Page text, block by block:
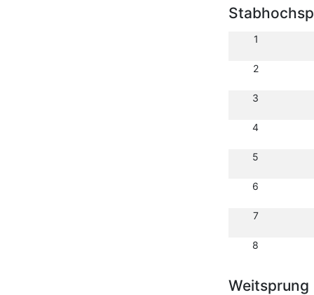
1
2
3
4
5
6
7
8
Weitsprung